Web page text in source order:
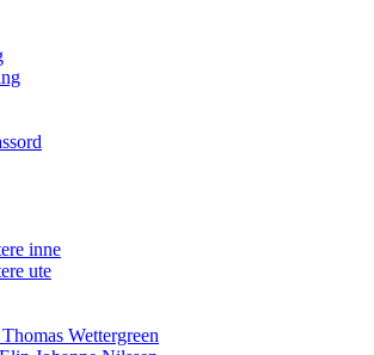
inne
ute
Wettergreen